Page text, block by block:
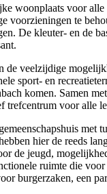
woonplaats voor
voorzieningen te
De kleuter- en de
de veelzijdige
sport- en
komen. Samen
trefcentrum voor alle
hier de reeds
de jeugd,
ruimte die
burgerzaken, een